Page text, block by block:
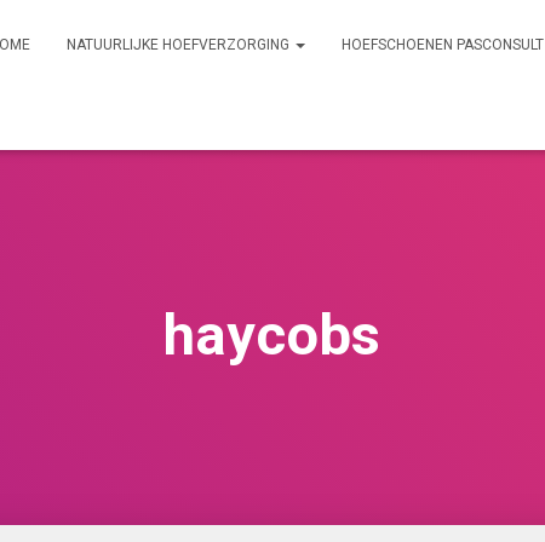
NATUURLIJKE HOEFVERZORGING HOEFSCHOENEN PASCONSULT
haycobs